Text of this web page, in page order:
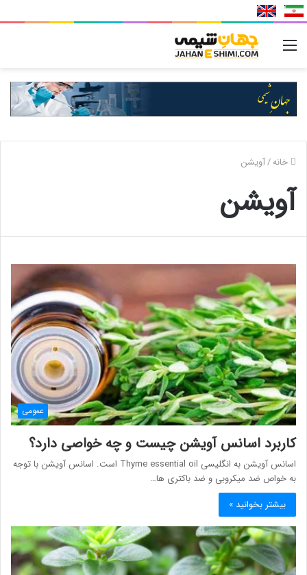
خانه/آویشن
آویشن
عمومی
کاربرد اسانس آویشن چیست و چه خواصی دارد؟
اسانس آویشن به انگلیسی Thyme essential oil است. اسانس آویشن با توجه
به خواص ضد میکروبی و ضد باکتری ها…
بیشتر بخوانید »